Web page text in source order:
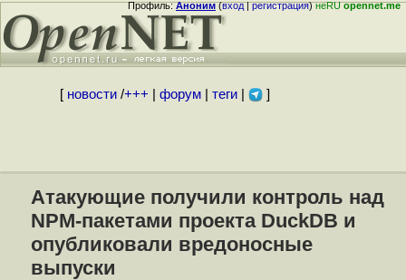
Профиль:Аноним(вход|регистрация)неRUopennet.me
[ новости/+++ форум| теги| ]
Атакующие получили контроль над
NPM-пакетами проекта DuckDB и
опубликовали вредоносные
выпуски